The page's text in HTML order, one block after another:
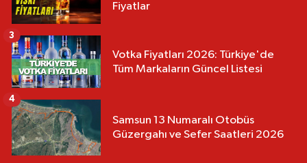
Fiyatlar
Votka Fiyatları 2026: Türkiye'de
Tüm Markaların Güncel Listesi
3
Samsun 13 Numaralı Otobüs
Güzergahı ve Sefer Saatleri 2026
4